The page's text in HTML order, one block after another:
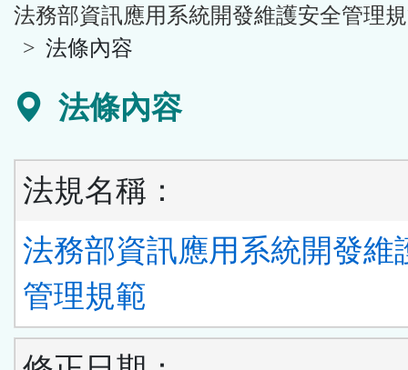
塊
法務部資訊應用系統開發維護安全管理
法條內容
法條內容
法規名稱：
法務部資訊應用系統開發維
管理規範